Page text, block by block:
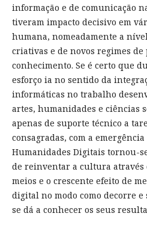
informação e de comunicação
tiveram impacto decisivo em
humana, nomeadamente a
criativas e de novos regimes de
conhecimento. Se é certo que
esforço ia no sentido da
informáticas no trabalho
artes, humanidades e ciências
apenas de suporte técnico a
consagradas, com a
Humanidades Digitais tornou-
de reinventar a cultura através
meios e o crescente efeito de
digital no modo como decorre
se dá a conhecer os seus